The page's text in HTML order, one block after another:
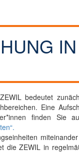
bedeutet
Eine
finden Sie
die ZEWIL in